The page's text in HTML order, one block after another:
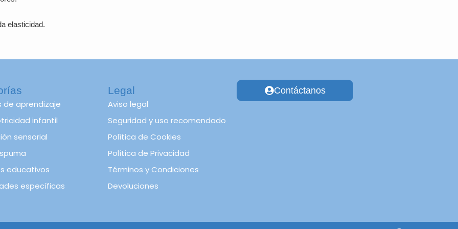
elasticidad.
de aprendizaje
infantil
sensorial
educativos
específicas
Legal
Aviso legal
Seguridad y uso recomendado
Política de Cookies
Política de Privacidad
Términos y Condiciones
Devoluciones
Contáctanos